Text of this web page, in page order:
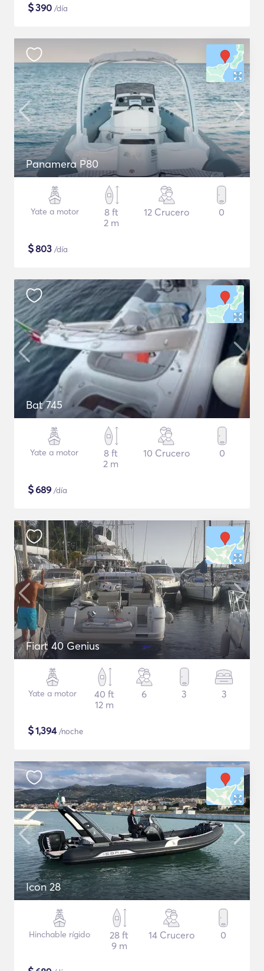
$390 /día
Panamera P80
Yate a motor
8 ft
2 m
12 Crucero 0
$803 /día
Bat 745
Yate a motor
8 ft
2 m
10 Crucero 0
$689 /día
Fiart 40 Genius
Yate a motor
40 ft
12 m
6 3 3
$1,394/noche
Icon 28
Hinchable rígido
28 ft
9 m
14 Crucero 0